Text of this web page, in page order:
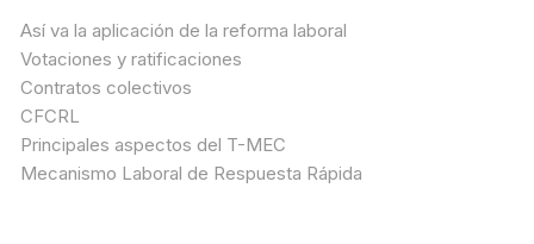
Así va la aplicación de la reforma laboral
Votaciones y ratificaciones
Contratos colectivos
CFCRL
Principales aspectos del T-MEC
Mecanismo Laboral de Respuesta Rápida